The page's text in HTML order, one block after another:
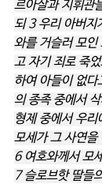
르아살과 지휘관
되 3 우리 아버지
와를 거슬러 모인
고 자기 죄로 죽
하여 아들이 없
의 종족 중에서
형제 중에서 우
모세가 그 사연을
6 여호와께서 모
7 슬로브핫 딸들